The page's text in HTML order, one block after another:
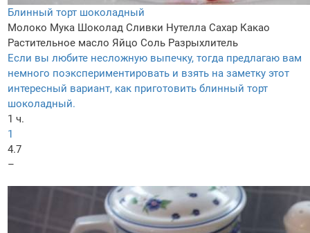
Блинный торт шоколадный
Молоко Мука Шоколад Сливки Нутелла Сахар Какао
Растительное масло Яйцо Соль Разрыхлитель
Если вы любите несложную выпечку, тогда предлагаю вам
немного поэкспериментировать и взять на заметку этот
интересный вариант, как приготовить блинный торт
шоколадный.
1 ч.
1
4.7
–